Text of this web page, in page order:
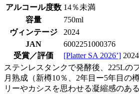
アルコール度数 14％未満
容量
750ml
ヴィンテージ
2024
JAN
6002251000376
受賞／評価
[Platter SA 2026’]
ステンレスタンクで発酵後、225Lの
月熟成（新樽10％、2年目ー5年目の
リーやカシスを思わせる凝縮感のあ